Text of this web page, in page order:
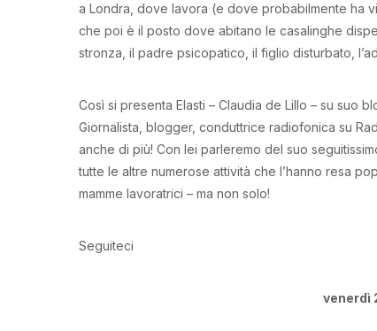
a Londra, dove lavora (e dove probabilmente ha
che poi è il posto dove abitano le casalinghe
stronza, il padre psicopatico, il figlio disturbato,
Così si presenta Elasti – Claudia de Lillo – su suo
Giornalista, blogger, conduttrice radiofonica su
anche di più! Con lei parleremo del suo
tutte le altre numerose attività che l’hanno resa
mamme lavoratrici – ma non solo!
Seguiteci
venerdì